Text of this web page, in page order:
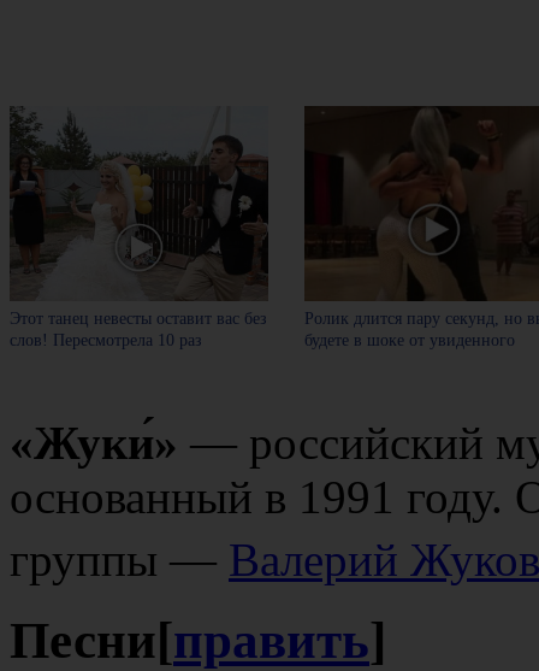
Этот танец невесты оставит вас без
слов! Пересмотрела 10 раз
Ролик длится пару секунд, но
будете в шоке от увиденного
«Жуки́» — российский
основанный в 1991 году.
группы — Валерий Жуков
Песни[править]